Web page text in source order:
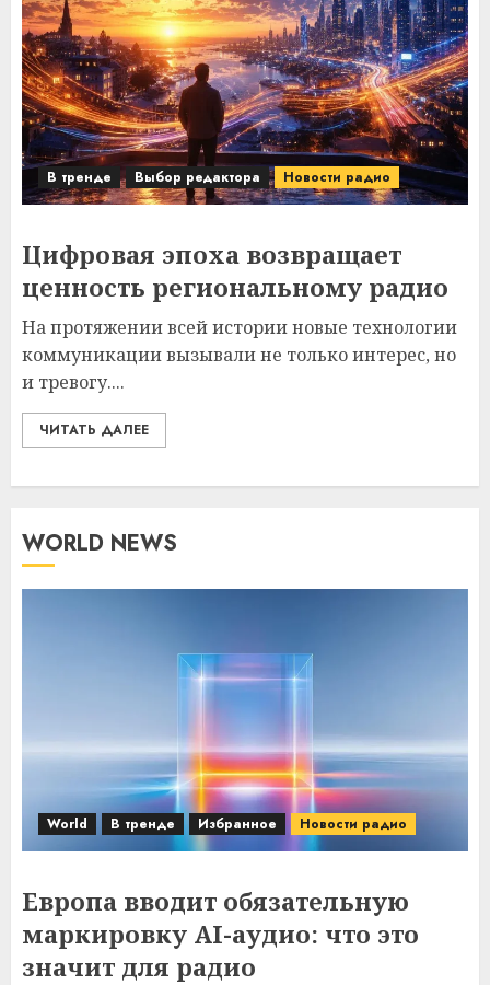
В тренде Выбор редактора Новости радио
Цифровая эпоха возвращает
ценность региональному радио
На протяжении всей истории новые технологии
коммуникации вызывали не только интерес, но
и тревогу....
ЧИТАТЬ ДАЛЕЕ
WORLD NEWS
World В тренде Избранное Новости радио
Европа вводит обязательную
маркировку AI-аудио: что это
значит для радио